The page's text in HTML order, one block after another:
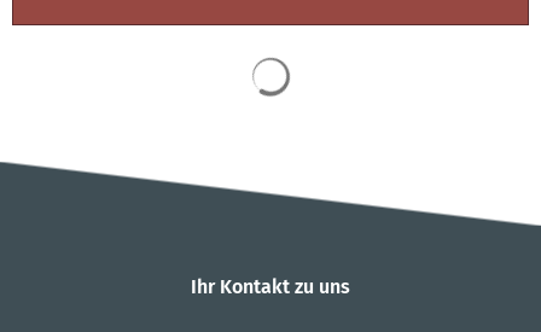
Ihr Kontakt zu uns